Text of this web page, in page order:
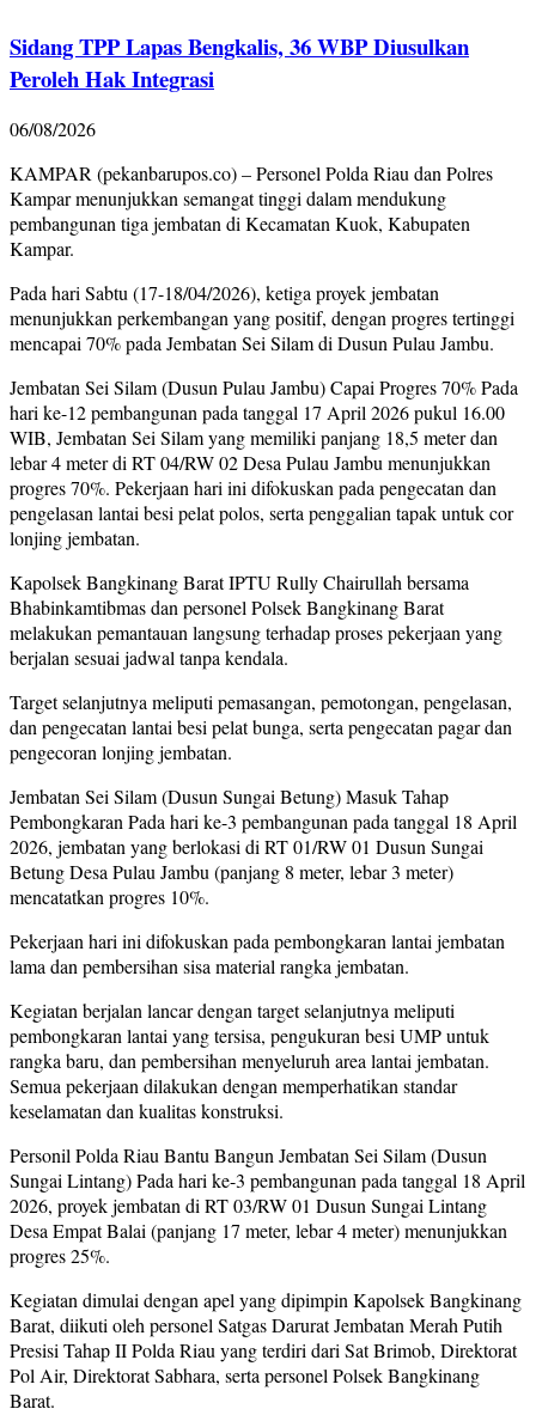
Sidang TPP Lapas Bengkalis, 36 WBP Diusulkan
Peroleh Hak Integrasi
06/08/2026
KAMPAR (pekanbarupos.co) – Personel Polda Riau dan Polres
Kampar menunjukkan semangat tinggi dalam mendukung
pembangunan tiga jembatan di Kecamatan Kuok, Kabupaten
Kampar.
Pada hari Sabtu (17-18/04/2026), ketiga proyek jembatan
menunjukkan perkembangan yang positif, dengan progres tertinggi
mencapai 70% pada Jembatan Sei Silam di Dusun Pulau Jambu.
Jembatan Sei Silam (Dusun Pulau Jambu) Capai Progres 70% Pada
hari ke-12 pembangunan pada tanggal 17 April 2026 pukul 16.00
WIB, Jembatan Sei Silam yang memiliki panjang 18,5 meter dan
lebar 4 meter di RT 04/RW 02 Desa Pulau Jambu menunjukkan
progres 70%. Pekerjaan hari ini difokuskan pada pengecatan dan
pengelasan lantai besi pelat polos, serta penggalian tapak untuk cor
lonjing jembatan.
Kapolsek Bangkinang Barat IPTU Rully Chairullah bersama
Bhabinkamtibmas dan personel Polsek Bangkinang Barat
melakukan pemantauan langsung terhadap proses pekerjaan yang
berjalan sesuai jadwal tanpa kendala.
Target selanjutnya meliputi pemasangan, pemotongan, pengelasan,
dan pengecatan lantai besi pelat bunga, serta pengecatan pagar dan
pengecoran lonjing jembatan.
Jembatan Sei Silam (Dusun Sungai Betung) Masuk Tahap
Pembongkaran Pada hari ke-3 pembangunan pada tanggal 18 April
2026, jembatan yang berlokasi di RT 01/RW 01 Dusun Sungai
Betung Desa Pulau Jambu (panjang 8 meter, lebar 3 meter)
mencatatkan progres 10%.
Pekerjaan hari ini difokuskan pada pembongkaran lantai jembatan
lama dan pembersihan sisa material rangka jembatan.
Kegiatan berjalan lancar dengan target selanjutnya meliputi
pembongkaran lantai yang tersisa, pengukuran besi UMP untuk
rangka baru, dan pembersihan menyeluruh area lantai jembatan.
Semua pekerjaan dilakukan dengan memperhatikan standar
keselamatan dan kualitas konstruksi.
Personil Polda Riau Bantu Bangun Jembatan Sei Silam (Dusun
Sungai Lintang) Pada hari ke-3 pembangunan pada tanggal 18 April
2026, proyek jembatan di RT 03/RW 01 Dusun Sungai Lintang
Desa Empat Balai (panjang 17 meter, lebar 4 meter) menunjukkan
progres 25%.
Kegiatan dimulai dengan apel yang dipimpin Kapolsek Bangkinang
Barat, diikuti oleh personel Satgas Darurat Jembatan Merah Putih
Presisi Tahap II Polda Riau yang terdiri dari Sat Brimob, Direktorat
Pol Air, Direktorat Sabhara, serta personel Polsek Bangkinang
Barat.